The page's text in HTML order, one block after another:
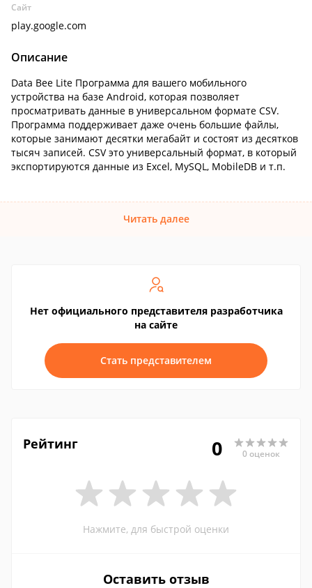
Сайт
play.google.com
Описание
Data Bee Lite Программа для вашего мобильного
устройства на базе Android, которая позволяет
просматривать данные в универсальном формате CSV.
Программа поддерживает даже очень большие файлы,
которые занимают десятки мегабайт и состоят из десятков
тысяч записей. CSV это универсальный формат, в который
экспортируются данные из Excel, MySQL, MobileDB и т.п.
Читать далее
Нет официального представителя разработчика
на сайте
Стать представителем
Рейтинг 0 0 оценок
Нажмите, для быстрой оценки
Оставить отзыв